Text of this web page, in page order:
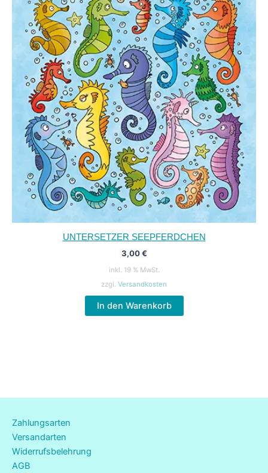
UNTERSETZER SEEPFERDCHEN
3,00€
inkl. 19 % MwSt.
zzgl. Versandkosten
In den Warenkorb
Zahlungsarten
Versandarten
Widerrufsbelehrung
AGB